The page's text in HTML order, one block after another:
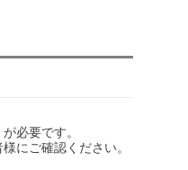
が必要です。
にご確認ください。